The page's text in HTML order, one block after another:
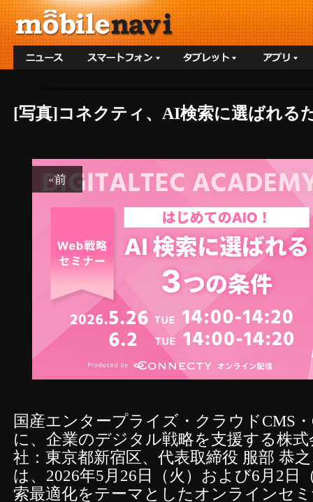
[写真]コネクティ、AI検索に選ばれる
«前
国産エンタープライズ・クラウドCMS
に、企業のデジタル戦略を支援する株
社：東京都新宿区、代表取締役 服部 恭
は、2026年5月26日（火）および6月2日
索最適化をテーマとしたオンラインセ